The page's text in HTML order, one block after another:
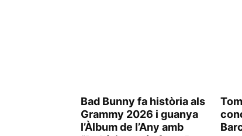
Bad Bunny fa història als
Grammy 2026 i guanya
l’Àlbum de l’Any amb